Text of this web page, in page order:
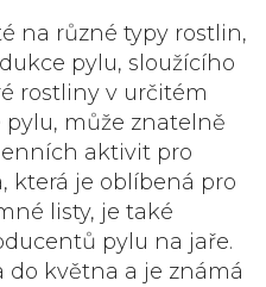
na různé typy rostlin,
pylu, sloužícího
rostliny v určitém
může znatelně
aktivit pro
která je oblíbená pro
listy, je také
pylu na jaře.
do května a je známá